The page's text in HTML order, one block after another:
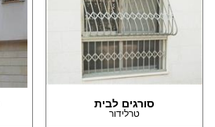
סורגים לבית
טרלידור